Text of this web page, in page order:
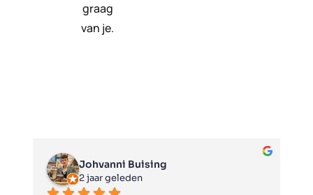
graag
van je.
Johvanni Buising
2 jaar geleden